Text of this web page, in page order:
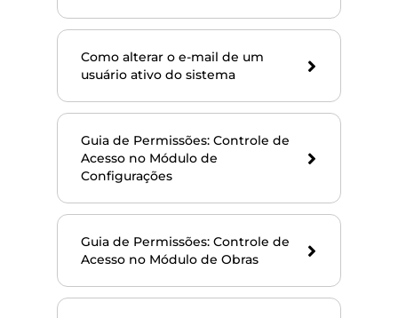
Como alterar o e-mail de um
usuário ativo do sistema
Guia de Permissões: Controle de
Acesso no Módulo de
Configurações
Guia de Permissões: Controle de
Acesso no Módulo de Obras